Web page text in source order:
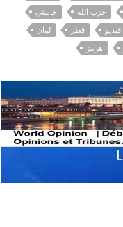
حزب الله خامنئي
فيديو قطر لبنان
هرمز